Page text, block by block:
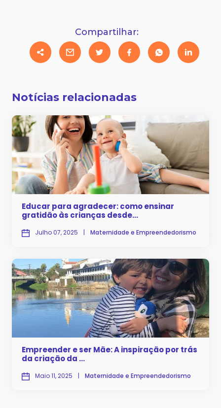
Compartilhar:
Notícias relacionadas
Educar para agradecer: como ensinar
gratidão às crianças desde...
Julho 07, 2025 | Maternidade e Empreendedorismo
Empreender e ser Mãe: A inspiração por trás
da criação da ...
Maio 11, 2025 | Maternidade e Empreendedorismo